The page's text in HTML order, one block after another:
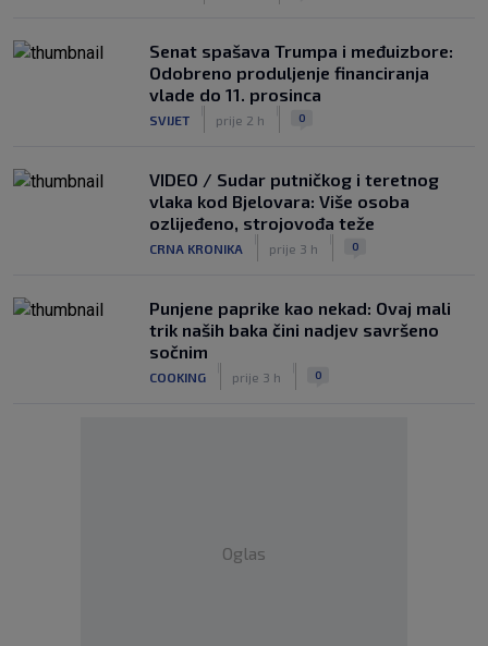
Senat spašava Trumpa i međuizbore:
Odobreno produljenje financiranja
vlade do 11. prosinca
SVIJET prije 2 h 0
VIDEO / Sudar putničkog i teretnog
vlaka kod Bjelovara: Više osoba
ozlijeđeno, strojovođa teže
CRNA KRONIKA prije 3 h 0
Punjene paprike kao nekad: Ovaj mali
trik naših baka čini nadjev savršeno
sočnim
COOKING prije 3 h 0
Oglas